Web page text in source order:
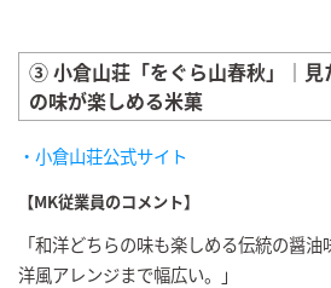
③ 小倉山荘「をぐら山春秋」｜見
の味が楽しめる米菓
・小倉山荘公式サイト
【MK従業員のコメント】
「和洋どちらの味も楽しめる伝統の醤
洋風アレンジまで幅広い。」